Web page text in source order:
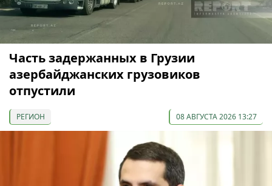
Часть задержанных в Грузии
азербайджанских грузовиков
отпустили
РЕГИОН 08 АВГУСТА 2026 13:27